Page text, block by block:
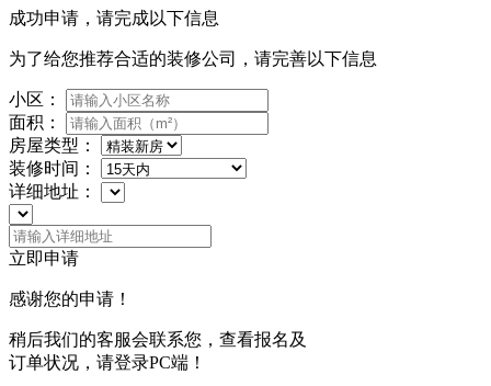
成功申请，请完成以下信息
为了给您推荐合适的装修公司，请完善以下信息
小区：
面积：
房屋类型：
装修时间：
详细地址：
立即申请
感谢您的申请！
稍后我们的客服会联系您，查看报名及
订单状况，请登录PC端！